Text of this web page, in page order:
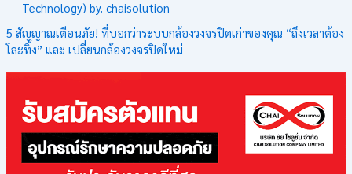
Technology) by. chaisolution
5 สัญญาณเตือนภัย! ที่บอกว่าระบบกล้องวงจรปิดเก่าของคุณ “ถึงเวลาต้อง
โละทิ้ง” และ เปลี่ยนกล้องวงจรปิดใหม่